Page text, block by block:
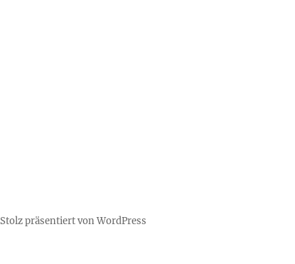
Stolz präsentiert von WordPress